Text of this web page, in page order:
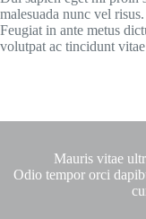
malesuada nunc vel
Feugiat in ante metus
volutpat ac tincidunt
Mauris vitae
Odio tempor orci